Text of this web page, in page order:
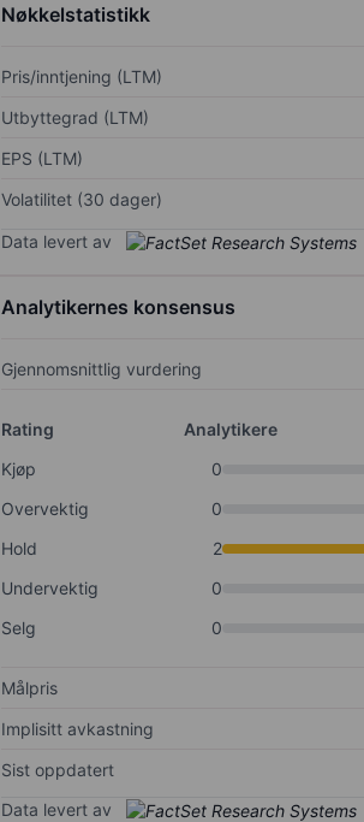
Nøkkelstatistikk
Pris/inntjening (LTM)
Utbyttegrad (LTM)
EPS (LTM)
Volatilitet (30 dager)
Data levert av
Analytikernes konsensus
Gjennomsnittlig vurdering
Rating
Analytikere
Kjøp
0
Overvektig
0
Hold
2
Undervektig
0
Selg
0
Målpris
Implisitt avkastning
Sist oppdatert
Data levert av